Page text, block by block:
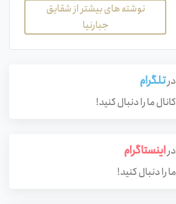
نوشته های بیشتر از شقایق
جبارنیا
درتلگرام
کانال ما را دنبال کنید!
دراینستاگرام
ما را دنبال کنید!